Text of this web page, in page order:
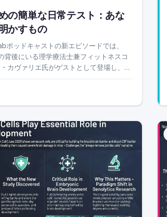
の簡単な日常テスト：あな
かすもの
ポッドキャストの新エピソードでは、
背後にいる理学療法士兼フィットネスコ
カヴァリエ氏がゲストとして登場し、ア
ーバーマン氏と共に、シンプルながら強
提示しています。それは、ほんの数秒で